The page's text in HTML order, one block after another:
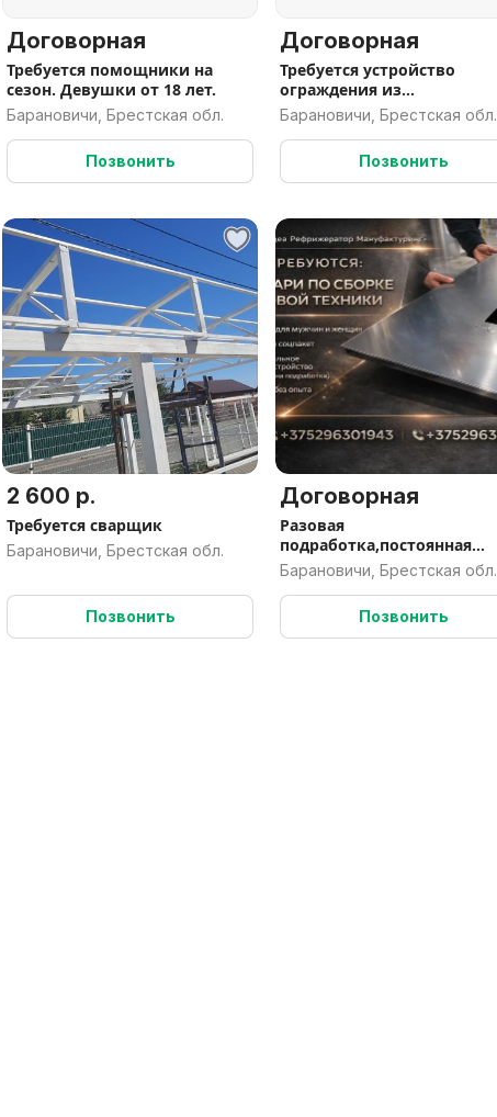
Договорная
Требуется помощники на
сезон. Девушки от 18 лет.
Барановичи, Брестская обл.
Позвонить
Договорная
Требуется устройство
ограждения из
металлопрофиля
Барановичи, Брестская обл.
Позвонить
2 600 р.
Требуется сварщик
Барановичи, Брестская обл.
Позвонить
Договорная
Разовая
подработка,постоянная
работа.
Барановичи, Брестская обл.
Позвонить